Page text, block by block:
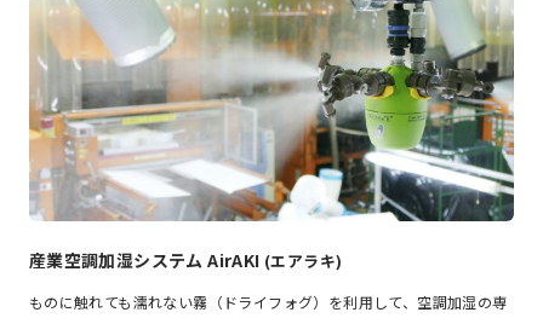
産業空調加湿システム AirAKI (エアラキ)
ものに触れても濡れない霧（ドライフォグ）を利用して、空調加湿の専